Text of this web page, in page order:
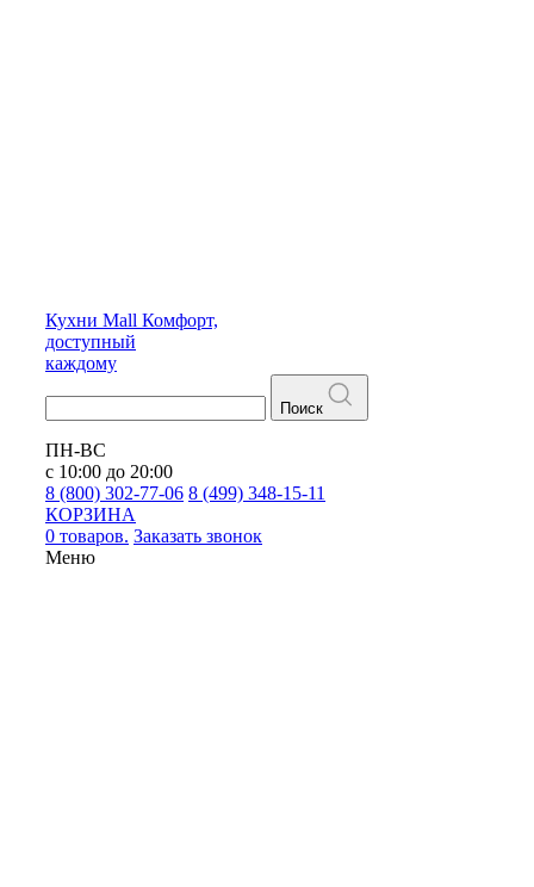
Кухни Mall Комфорт,
доступный
каждому
Поиск
ПН-ВС
с 10:00 до 20:00
8 (800) 302-77-06 8 (499) 348-15-11
КОРЗИНА
0 товаров. Заказать звонок
Меню